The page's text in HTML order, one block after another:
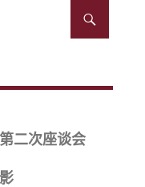
二次座谈会